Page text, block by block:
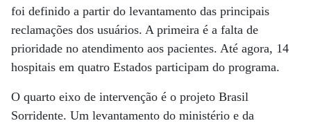
foi definido a partir do levantamento das principais
reclamações dos usuários. A primeira é a falta de
prioridade no atendimento aos pacientes. Até agora, 14
hospitais em quatro Estados participam do programa.
O quarto eixo de intervenção é o projeto Brasil
Sorridente. Um levantamento do ministério e da